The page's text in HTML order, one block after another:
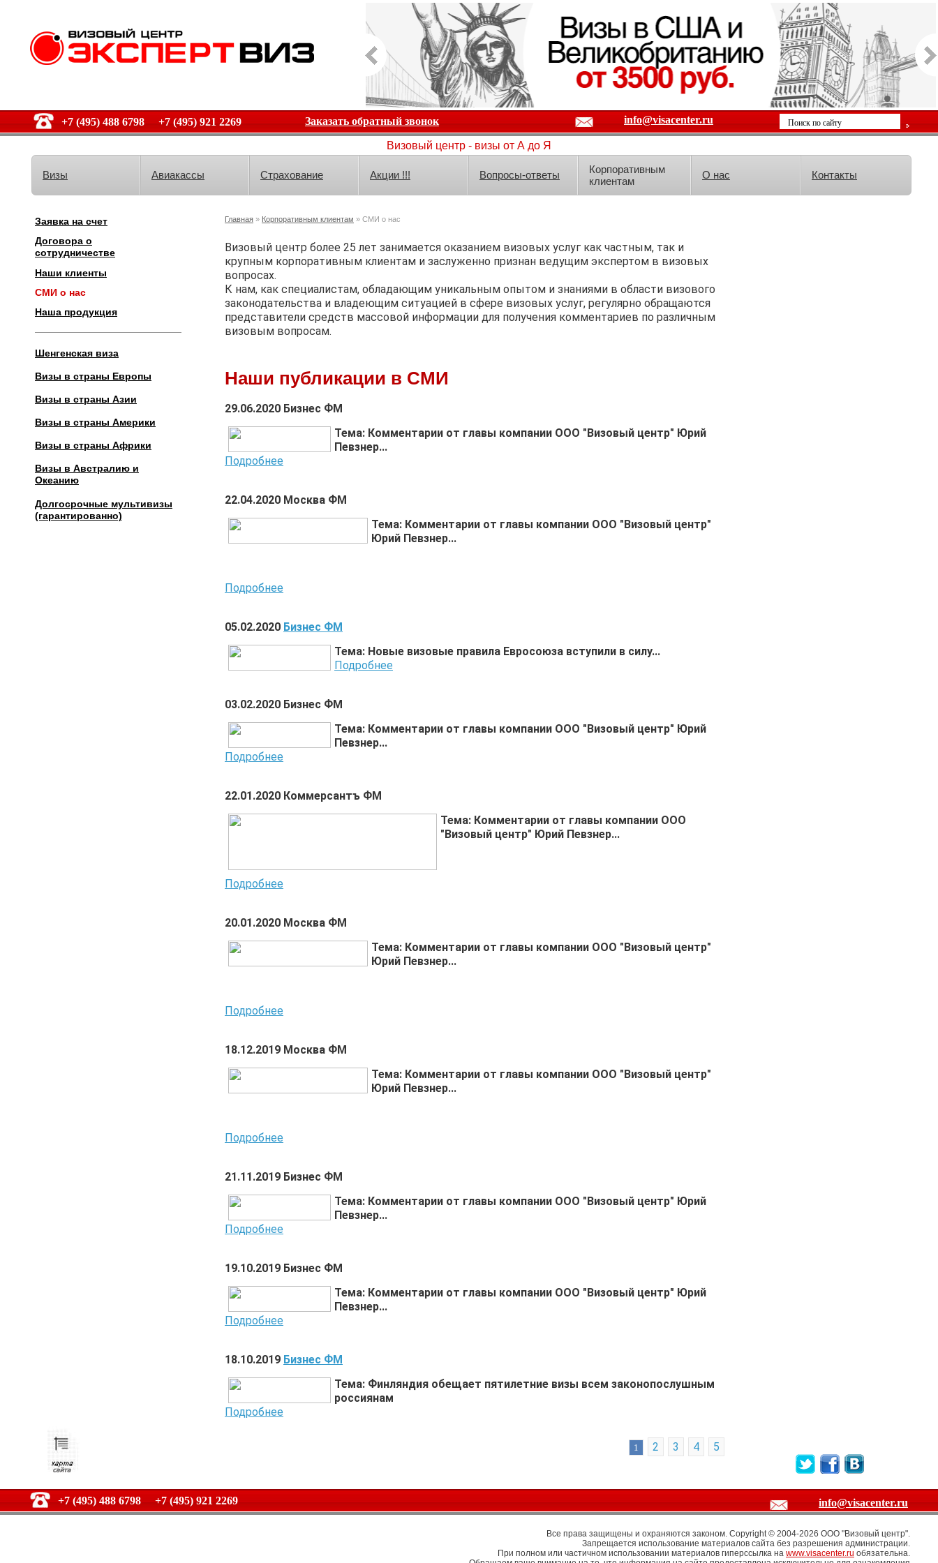
+7 (495) 488 6798 +7 (495) 921 2269 Заказать обратный звонок info@visacenter.ru
Визовый центр - визы от А до Я
Визы Авиакассы Страхование Акции !!! Вопросы-ответы
Корпоративным
клиентам
О нас Контакты
Заявка на счет
Договора о
сотрудничестве
Наши клиенты
СМИ о нас
Наша продукция
Шенгенская виза
Визы в страны Европы
Визы в страны Азии
Визы в страны Америки
Визы в страны Африки
Визы в Австралию и
Океанию
Долгосрочные мультивизы
(гарантированно)
Главная » Корпоративным клиентам » СМИ о нас
Визовый центр более 25 лет занимается оказанием визовых услуг как частным, так и
крупным корпоративным клиентам и заслуженно признан ведущим экспертом в визовых
вопросах.
К нам, как специалистам, обладающим уникальным опытом и знаниями в области визового
законодательства и владеющим ситуацией в сфере визовых услуг, регулярно обращаются
представители средств массовой информации для получения комментариев по различным
визовым вопросам.
Наши публикации в СМИ
29.06.2020 Бизнес ФМ
Тема: Комментарии от главы компании ООО "Визовый центр" Юрий
Певзнер...
Подробнее
22.04.2020 Москва ФМ
Тема: Комментарии от главы компании ООО "Визовый центр"
Юрий Певзнер...
Подробнее
05.02.2020 Бизнес ФМ
Тема: Новые визовые правила Евросоюза вступили в силу...
Подробнее
03.02.2020 Бизнес ФМ
Тема: Комментарии от главы компании ООО "Визовый центр" Юрий
Певзнер...
Подробнее
22.01.2020 Коммерсантъ ФМ
Тема: Комментарии от главы компании ООО
"Визовый центр" Юрий Певзнер...
Подробнее
20.01.2020 Москва ФМ
Тема: Комментарии от главы компании ООО "Визовый центр"
Юрий Певзнер...
Подробнее
18.12.2019 Москва ФМ
Тема: Комментарии от главы компании ООО "Визовый центр"
Юрий Певзнер...
Подробнее
21.11.2019 Бизнес ФМ
Тема: Комментарии от главы компании ООО "Визовый центр" Юрий
Певзнер...
Подробнее
19.10.2019 Бизнес ФМ
Тема: Комментарии от главы компании ООО "Визовый центр" Юрий
Певзнер...
Подробнее
18.10.2019 Бизнес ФМ
Тема: Финляндия обещает пятилетние визы всем законопослушным
россиянам
Подробнее
1 2 3 4 5
+7 (495) 488 6798 +7 (495) 921 2269 info@visacenter.ru
Все права защищены и охраняются законом. Copyright © 2004-2026 OOO "Визовый центр".
Запрещается использование материалов сайта без разрешения администрации.
При полном или частичном использовании материалов гиперссылка на www.visacenter.ru обязательна.